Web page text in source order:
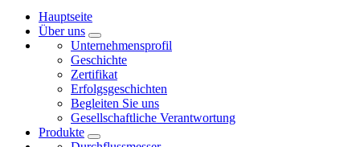
Hauptseite
Über uns
Unternehmensprofil
Geschichte
Zertifikat
Erfolgsgeschichten
Begleiten Sie uns
Gesellschaftliche Verantwortung
Produkte